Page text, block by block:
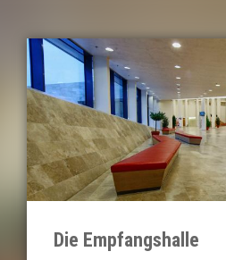
Die Empfangshalle